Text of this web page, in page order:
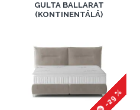
GULTA BALLARAT
(KONTINENTĀLĀ)
-29 %